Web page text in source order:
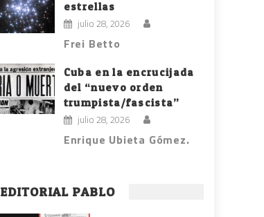
estrellas
julio 28, 2026
Frei Betto
Cuba en la encrucijada
del “nuevo orden
trumpista/fascista”
julio 28, 2026
Enrique Ubieta Gómez.
EDITORIAL PABLO